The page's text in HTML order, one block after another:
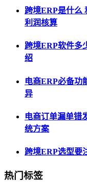
跨境ERP是什么
利润核算
跨境ERP软件多
绍
电商ERP必备功
异
电商订单漏单错
统方案
跨境ERP选型要
热门标签